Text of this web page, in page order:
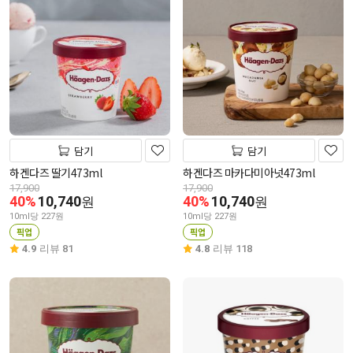
담기
하겐다즈 딸기473ml
17,900
40%10,740원
10ml당 227원
픽업
4.9 리뷰 81
담기
하겐다즈 마카다미아넛473ml
17,900
40%10,740원
10ml당 227원
픽업
4.8 리뷰 118